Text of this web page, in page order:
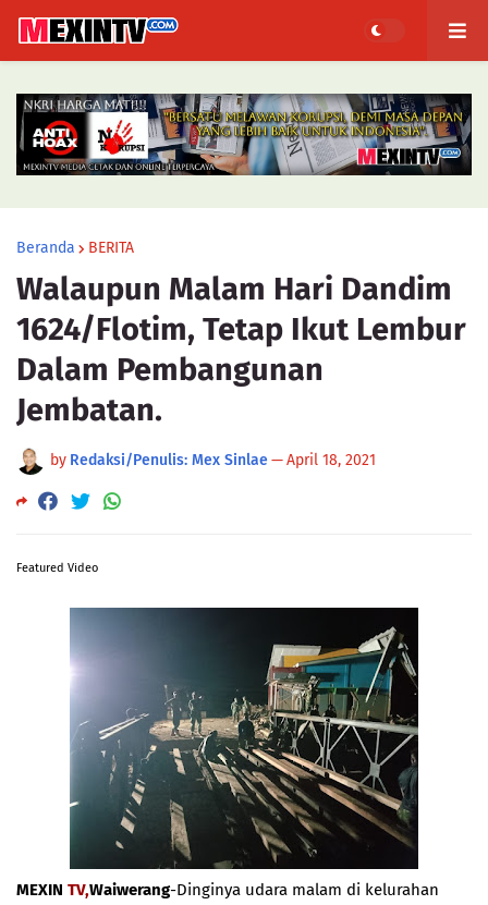
Beranda BERITA
Walaupun Malam Hari Dandim
1624/Flotim, Tetap Ikut Lembur
Dalam Pembangunan
Jembatan.
by Redaksi/Penulis: Mex Sinlae—April 18, 2021
Featured Video
MEXIN TV,Waiwerang-Dinginya udara malam di kelurahan